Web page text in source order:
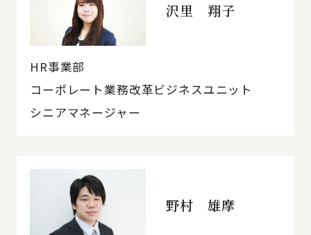
沢里 翔子
HR事業部
コーポレート業務改革ビジネスユニット
シニアマネージャー
野村 雄摩